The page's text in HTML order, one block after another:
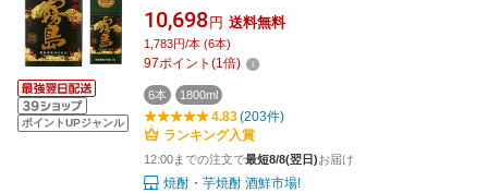
ポイントUPジャンル
酒造 ケース 25° 1800ml 霧島 くろきり KOB
10,698 円 送料無料
1,783円/本 (6本)
97ポイント (1倍)
6本 1800ml
4.83(203件)
ランキング入賞
12:00までの注文で最短8/8(翌日)お届け
焼酎・芋焼酎 酒鮮市場!